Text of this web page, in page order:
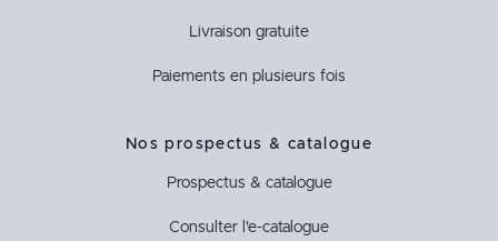
Livraison gratuite
Paiements en plusieurs fois
Nos prospectus & catalogue
Prospectus & catalogue
Consulter l'e-catalogue